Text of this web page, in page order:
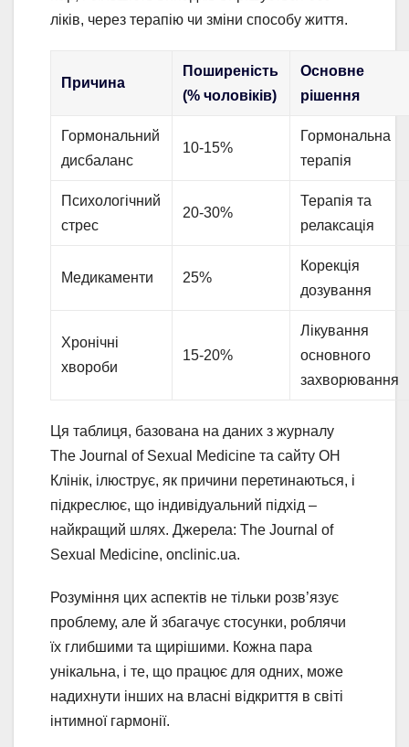
ліків, через терапію чи зміни способу життя.
Причина
Поширеність
(% чоловіків)
Основне
рішення
Гормональний
дисбаланс
10-15%
Гормональна
терапія
Психологічний
стрес
20-30%
Терапія та
релаксація
Медикаменти 25%
Корекція
дозування
Хронічні
хвороби
15-20%
Лікування
основного
захворювання
Ця таблиця, базована на даних з журналу
The Journal of Sexual Medicine та сайту ОН
Клінік, ілюструє, як причини перетинаються, і
підкреслює, що індивідуальний підхід –
найкращий шлях. Джерела: The Journal of
Sexual Medicine, onclinic.ua.
Розуміння цих аспектів не тільки розв’язує
проблему, але й збагачує стосунки, роблячи
їх глибшими та щирішими. Кожна пара
унікальна, і те, що працює для одних, може
надихнути інших на власні відкриття в світі
інтимної гармонії.